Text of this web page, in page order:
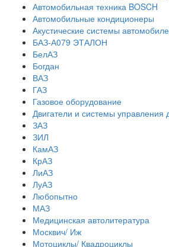
Автомобильная техника BOSCH
Автомобильные кондиционеры
Акустические системы
БАЗ-А079 ЭТАЛОН
БелАЗ
Богдан
ВАЗ
ГАЗ
Газовое оборудование
Двигатели и системы управления
ЗАЗ
ЗИЛ
КамАЗ
КрАЗ
ЛиАЗ
ЛуАЗ
Любопытно
МАЗ
Медицинская автолитература
Москвич/ Иж
Мотоциклы/ Квадроциклы